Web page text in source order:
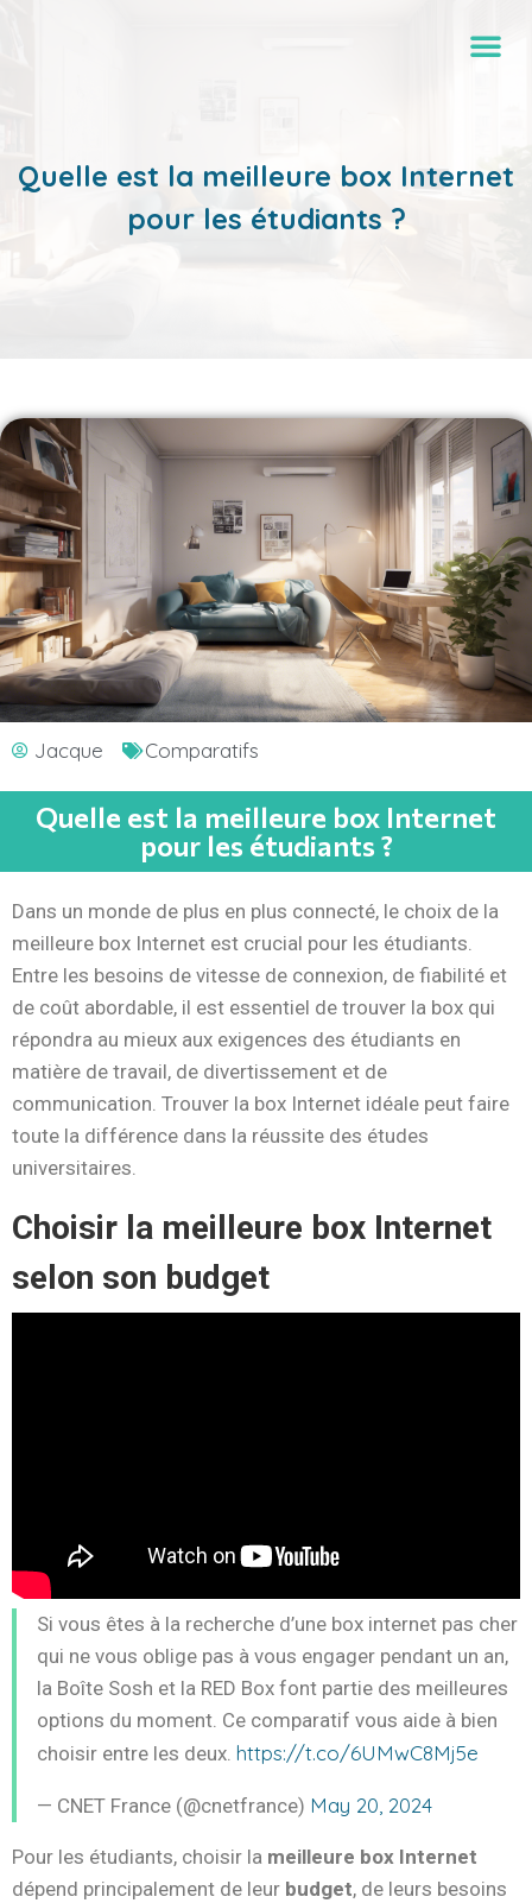
Quelle est la meilleure box Internet
pour les étudiants ?
Jacque Comparatifs
Quelle est la meilleure box Internet
pour les étudiants ?
Dans un monde de plus en plus connecté, le choix de la
meilleure box Internet est crucial pour les étudiants.
Entre les besoins de vitesse de connexion, de fiabilité et
de coût abordable, il est essentiel de trouver la box qui
répondra au mieux aux exigences des étudiants en
matière de travail, de divertissement et de
communication. Trouver la box Internet idéale peut faire
toute la différence dans la réussite des études
universitaires.
Choisir la meilleure box Internet
selon son budget
Si vous êtes à la recherche d’une box internet pas cher
qui ne vous oblige pas à vous engager pendant un an,
la Boîte Sosh et la RED Box font partie des meilleures
options du moment. Ce comparatif vous aide à bien
choisir entre les deux. https://t.co/6UMwC8Mj5e
— CNET France (@cnetfrance) May 20, 2024
Pour les étudiants, choisir la meilleure box Internet
dépend principalement de leur budget, de leurs besoins